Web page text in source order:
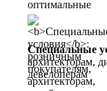
Специальные
архитекторам,
девелоперам